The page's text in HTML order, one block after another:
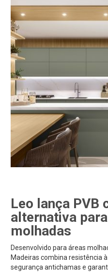
Leo lança PVB
alternativa
molhadas
Desenvolvido para áreas
Madeiras combina resistência
segurança antichamas e